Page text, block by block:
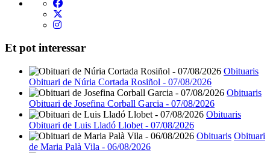
Et pot interessar
Obituaris
Obituari de Núria Cortada Rosiñol - 07/08/2026
Obituaris
Obituari de Josefina Corball Garcia - 07/08/2026
Obituaris
Obituari de Luis Lladó Llobet - 07/08/2026
Obituaris Obituari
de Maria Palà Vila - 06/08/2026